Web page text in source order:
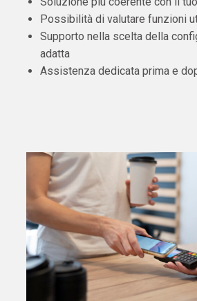
Possibilità di valutare funzioni
Supporto nella scelta della
adatta
Assistenza dedicata prima e